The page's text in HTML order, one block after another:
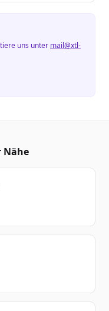
uns unter mail@xtl-
Nähe